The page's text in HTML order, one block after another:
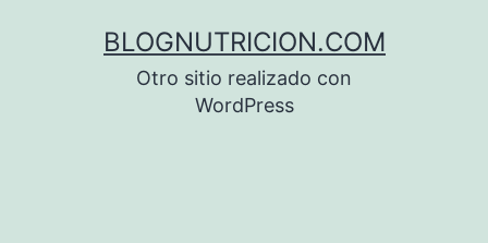
BLOGNUTRICION.COM
Otro sitio realizado con
WordPress